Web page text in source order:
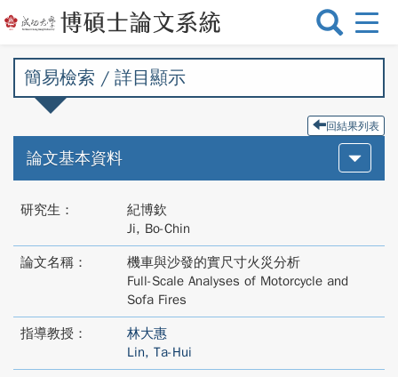
選
切
簡易檢索 / 詳目顯示
回結果列表
論文基本資料
研究生：
紀博欽
Ji, Bo-Chin
論文名稱：
機車與沙發的實尺寸火災分析
Full-Scale Analyses of Motorcycle and
Sofa Fires
指導教授：
林大惠
Lin, Ta-Hui